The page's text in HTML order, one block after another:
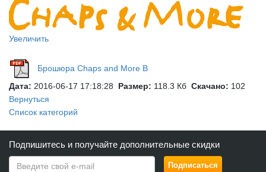
Увеличить
Брошюра Chaps and More B
Дата: 2016-06-17 17:18:28 Размер: 118.3 Кб Скачано: 102
Вернуться
Список категорий
Подпишитесь и получайте дополнительные скидки